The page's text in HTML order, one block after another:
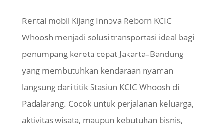
Rental mobil Kijang Innova Reborn KCIC
Whoosh menjadi solusi transportasi ideal bagi
penumpang kereta cepat Jakarta–Bandung
yang membutuhkan kendaraan nyaman
langsung dari titik Stasiun KCIC Whoosh di
Padalarang. Cocok untuk perjalanan keluarga,
aktivitas wisata, maupun kebutuhan bisnis,